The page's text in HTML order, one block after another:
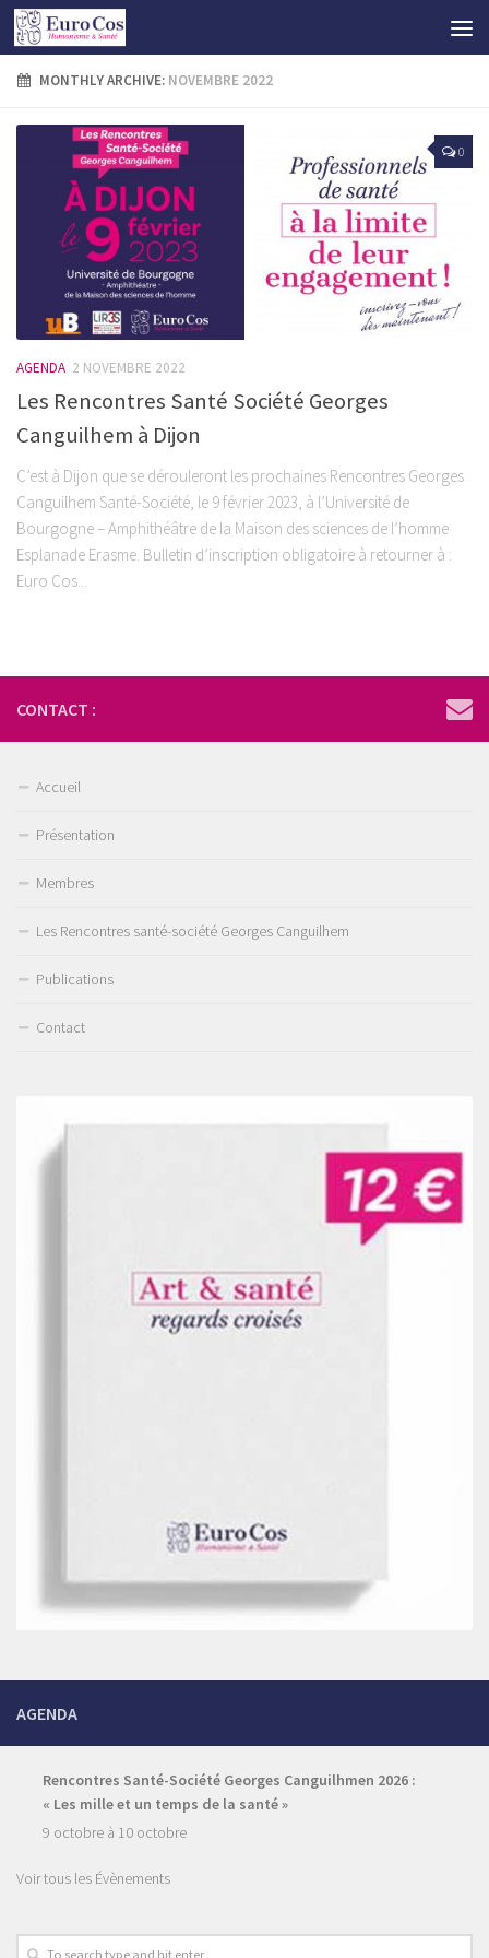
MONTHLY ARCHIVE: NOVEMBRE 2022
0
AGENDA 2 NOVEMBRE 2022
Les Rencontres Santé Société Georges
Canguilhem à Dijon
C’est à Dijon que se dérouleront les prochaines Rencontres Georges
Canguilhem Santé-Société, le 9 février 2023, à l’Université de
Bourgogne – Amphithéâtre de la Maison des sciences de l’homme
Esplanade Erasme. Bulletin d’inscription obligatoire à retourner à :
Euro Cos...
CONTACT :
Accueil
Présentation
Membres
Les Rencontres santé-société Georges Canguilhem
Publications
Contact
AGENDA
Rencontres Santé-Société Georges Canguilhmen 2026 :
« Les mille et un temps de la santé »
9 octobre à 10 octobre
Voir tous les Évènements